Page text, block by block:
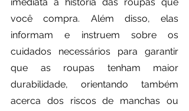
você compra. Além disso, elas
informam e instruem sobre os
cuidados necessários para garantir
que as roupas tenham maior
durabilidade, orientando também
acerca dos riscos de manchas ou